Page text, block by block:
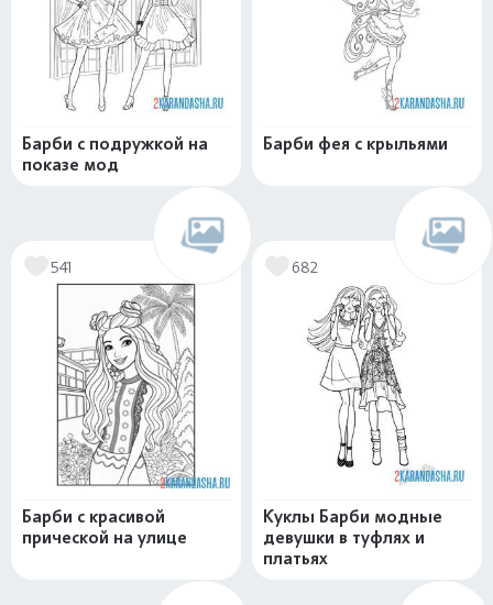
Барби с подружкой на
показе мод
Барби фея с крыльями
541
Барби с красивой
прической на улице
682
Куклы Барби модные
девушки в туфлях и
платьях